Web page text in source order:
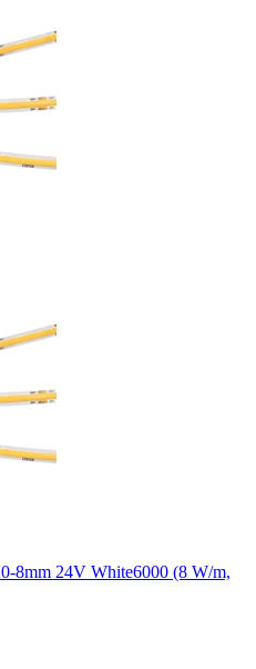
8mm 24V White6000 (8 W/m,